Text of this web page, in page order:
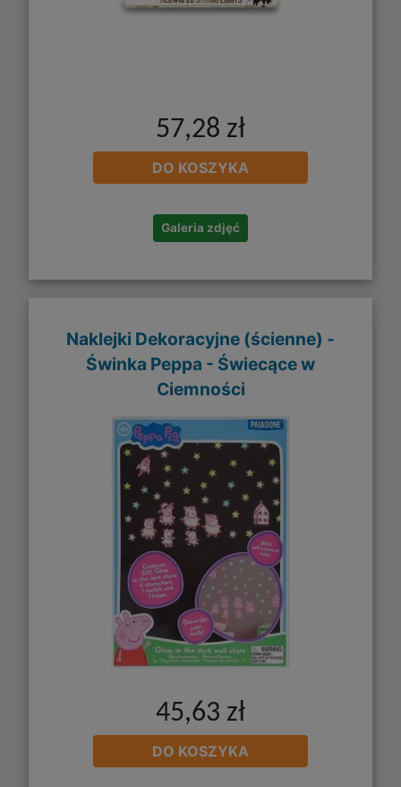
57,28 zł
DO KOSZYKA
Galeria zdjęć
Naklejki Dekoracyjne (ścienne) -
Świnka Peppa - Świecące w
Ciemności
45,63 zł
DO KOSZYKA